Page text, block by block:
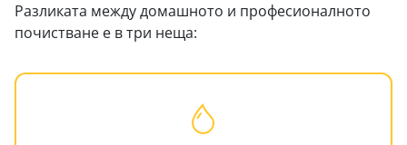
Разликата между домашното и професионалното
почистване е в три неща: